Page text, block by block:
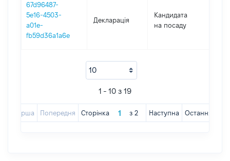
67d96487-
5e16-4503-
a01e-
fb59d36a1a6e
Декларація
Кандидата
на посаду
1 - 10 з 19
Перша Попередня Сторінка з 2 Наступна Остання